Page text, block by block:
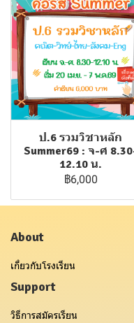
ป.6 รวมวิชาหลัก
Summer69 : จ-ศ
12.10 น.
฿6,000
About
เกี่ยวกับโรงเรียน
Support
วิธีการสมัครเรียน